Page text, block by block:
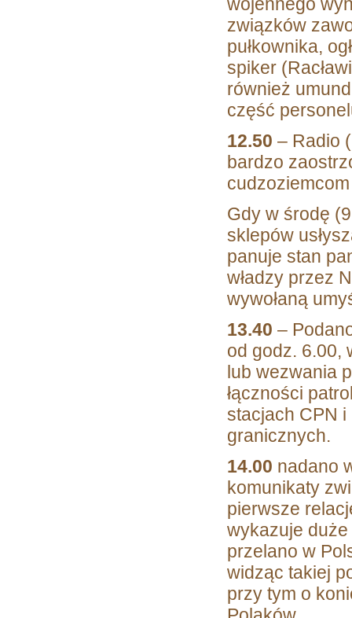
związków
pułkownika,
spiker
również
część
12.50 – Radio
bardzo
Gdy w środę
sklepów
panuje stan
władzy przez
wywołaną
13.40 –
od godz. 6.00,
lub wezwania
łączności
stacjach CPN
granicznych.
14.00 nadano
komunikaty
pierwsze
wykazuje
przelano w
widząc takiej
przy tym o